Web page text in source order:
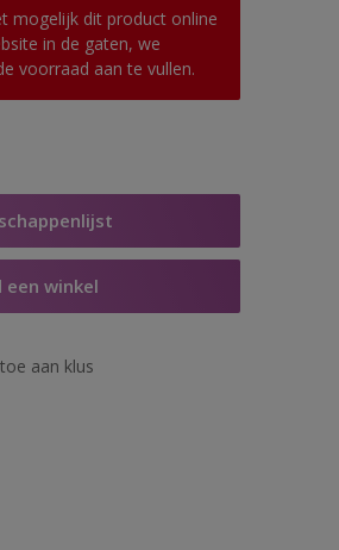
mogelijk dit product online
in de gaten, we
voorraad aan te vullen.
een winkel
aan klus